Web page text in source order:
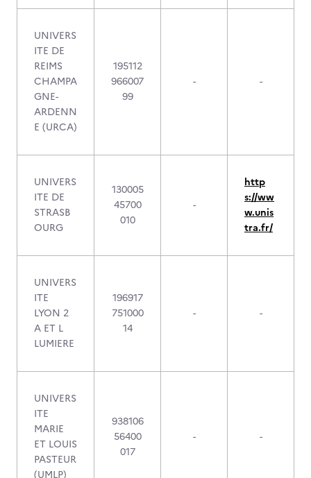
UNIVERS
ITE DE
REIMS
CHAMPA
GNE-
ARDENN
E (URCA)
195112
966007
99
- -
UNIVERS
ITE DE
STRASB
OURG
130005
45700
010
-
http
s://ww
w.unis
tra.fr/
UNIVERS
ITE
LYON 2
A ET L
LUMIERE
196917
751000
14
- -
UNIVERS
ITE
MARIE
ET LOUIS
PASTEUR
(UMLP)
938106
56400
017
- -